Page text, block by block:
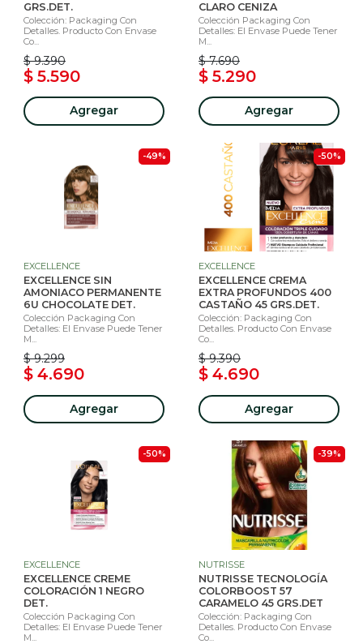
GRS.DET.
Colección: Packaging Con
Detalles. Producto Con Envase
Co...
$ 9.390
$ 5.590
Agregar
CLARO CENIZA
Colección Packaging Con
Detalles: El Envase Puede Tener
M...
$ 7.690
$ 5.290
Agregar
-49%
EXCELLENCE
EXCELLENCE SIN
AMONIACO PERMANENTE
6U CHOCOLATE DET.
Colección Packaging Con
Detalles: El Envase Puede Tener
M...
$ 9.299
$ 4.690
Agregar
-50%
EXCELLENCE
EXCELLENCE CREMA
EXTRA PROFUNDOS 400
CASTAÑO 45 GRS.DET.
Colección: Packaging Con
Detalles. Producto Con Envase
Co...
$ 9.390
$ 4.690
Agregar
-50%
EXCELLENCE
EXCELLENCE CREME
COLORACIÓN 1 NEGRO
DET.
Colección Packaging Con
Detalles: El Envase Puede Tener
M...
-39%
NUTRISSE
NUTRISSE TECNOLOGÍA
COLORBOOST 57
CARAMELO 45 GRS.DET
Colección: Packaging Con
Detalles. Producto Con Envase
Co...